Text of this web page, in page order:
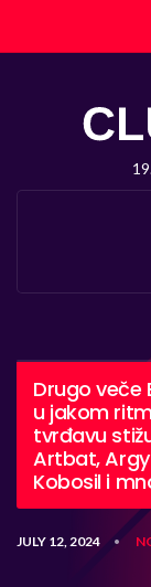
Drugo veče
u jakom
tvrđavu
Artbat,
Kobosil i
JULY 12, 2024 •